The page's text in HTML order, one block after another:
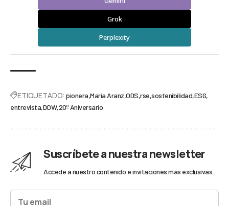
Grok
Perplexity
ETIQUETADO: pionera María Aranz ODS rse sostenibilidad ESG
entrevista DOW 20º Aniversario
Suscríbete a nuestra newsletter
Accede a nuestro contenido e invitaciones más exclusivas.